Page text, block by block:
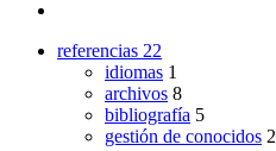
referencias 22
idiomas 1
archivos 8
bibliografía 5
gestión de conocidos 2